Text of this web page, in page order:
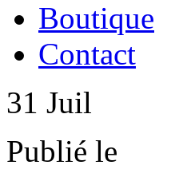
Boutique
Contact
31 Juil
Publié le